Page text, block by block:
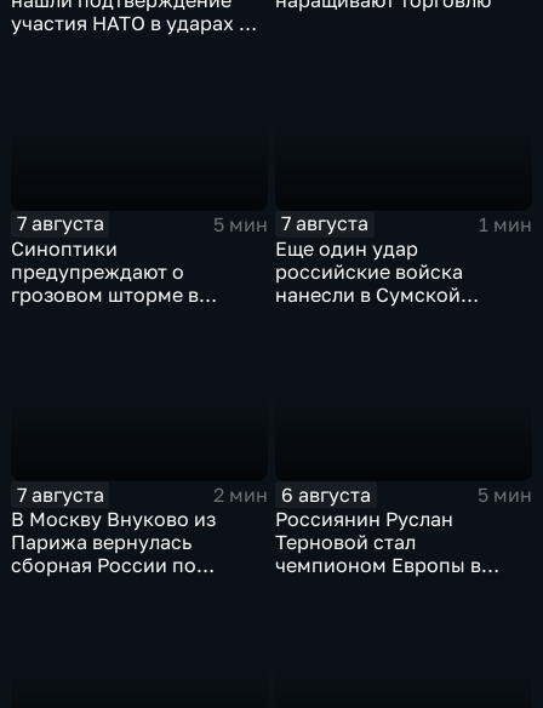
участия НАТО в ударах по
7 августа
5 мин
Синоптики
предупреждают о
грозовом шторме в
7 августа
1 мин
Еще один удар
российские войска
нанесли в Сумской
7 августа
2 мин
В Москву Внуково из
Парижа вернулась
сборная России по
6 августа
5 мин
Россиянин Руслан
Терновой стал
чемпионом Европы в